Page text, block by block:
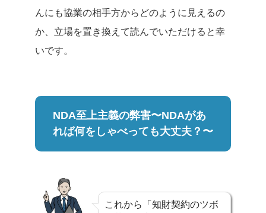
んにも協業の相手方からどのように見えるの
か、立場を置き換えて読んでいただけると幸
いです。
NDA至上主義の弊害〜NDAがあ
れば何をしゃべっても大丈夫？〜
これから「知財契約のツボ